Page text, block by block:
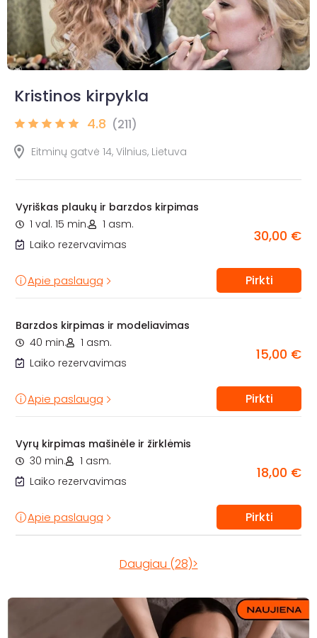
Kristinos kirpykla
4.8 (211)
Eitminų gatvė 14, Vilnius, Lietuva
Vyriškas plaukų ir barzdos kirpimas
1 val. 15 min.
1 asm.
Laiko rezervavimas
30,00 €
Apie paslaugą Pirkti
Barzdos kirpimas ir modeliavimas
40 min.
1 asm.
Laiko rezervavimas
15,00 €
Apie paslaugą Pirkti
Vyrų kirpimas mašinėle ir žirklėmis
30 min.
1 asm.
Laiko rezervavimas
18,00 €
Apie paslaugą Pirkti
Daugiau (28)>